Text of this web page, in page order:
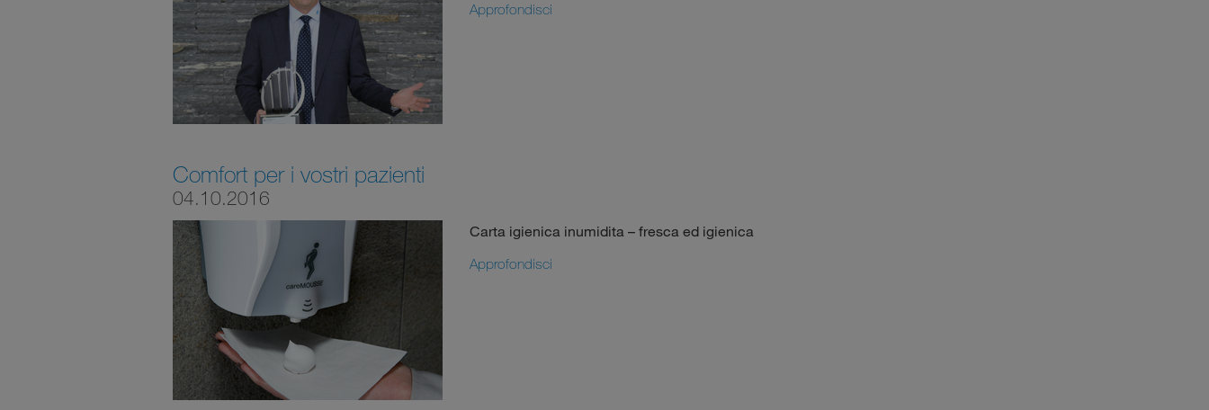
Approfondisci
Comfort per i vostri pazienti
04.10.2016
Carta igienica inumidita – fresca ed igienica
Approfondisci